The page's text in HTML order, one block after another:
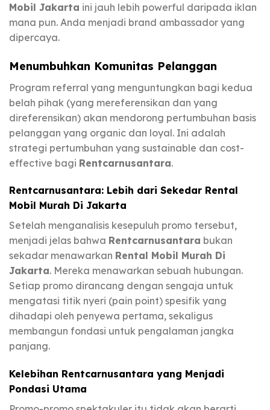
Mobil Jakarta ini jauh lebih powerful daripada iklan
mana pun. Anda menjadi brand ambassador yang
dipercaya.
Menumbuhkan Komunitas Pelanggan
Program referral yang menguntungkan bagi kedua
belah pihak (yang mereferensikan dan yang
direferensikan) akan mendorong pertumbuhan basis
pelanggan yang organic dan loyal. Ini adalah
strategi pertumbuhan yang sustainable dan cost-
effective bagi Rentcarnusantara.
Rentcarnusantara: Lebih dari Sekedar Rental
Mobil Murah Di Jakarta
Setelah menganalisis kesepuluh promo tersebut,
menjadi jelas bahwa Rentcarnusantara bukan
sekadar menawarkan Rental Mobil Murah Di
Jakarta. Mereka menawarkan sebuah hubungan.
Setiap promo dirancang dengan sengaja untuk
mengatasi titik nyeri (pain point) spesifik yang
dihadapi oleh penyewa pertama, sekaligus
membangun fondasi untuk pengalaman jangka
panjang.
Kelebihan Rentcarnusantara yang Menjadi
Pondasi Utama